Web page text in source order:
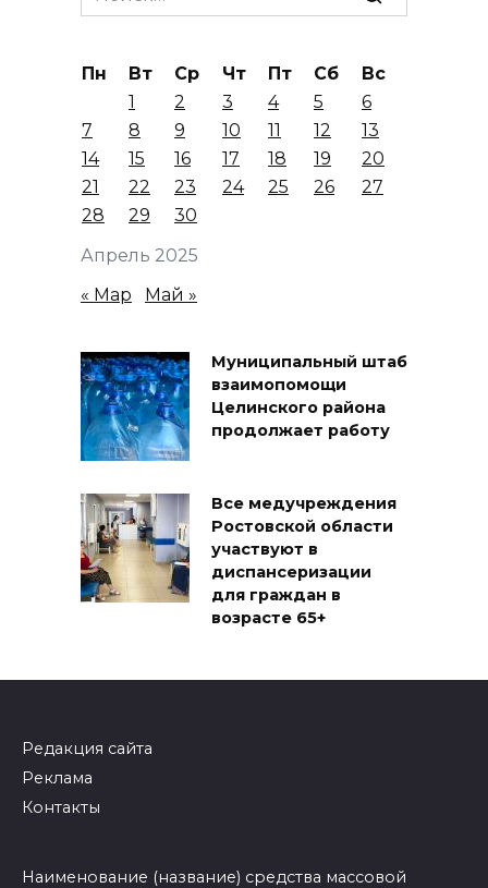
for:
Апрель 2025
Пн Вт Ср Чт Пт Сб
Вс
1
2 3 4 5
6
7
8 9 10 11 12
13
14
15 16 17 18 19
20
21
22 23 24 25 26
27
28
29 30
« Мар Май »
Муниципальный штаб
взаимопомощи
Целинского района
продолжает работу
Все медучреждения
Ростовской области
участвуют в
диспансеризации
для граждан в
возрасте 65+
Редакция сайта
Реклама
Контакты
Наименование (название) средства массовой